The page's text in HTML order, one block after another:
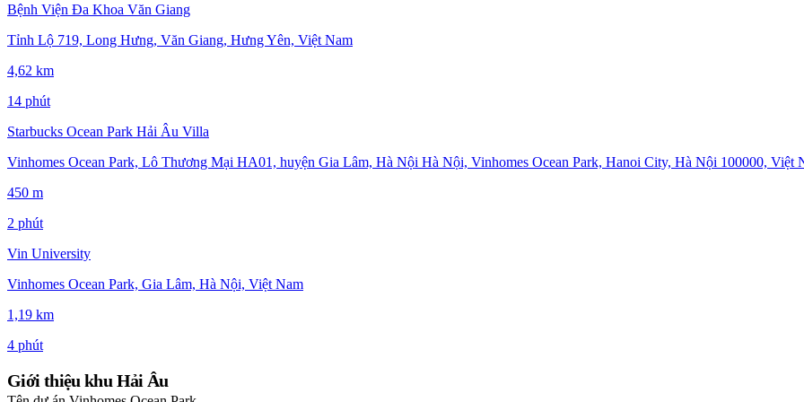
Bệnh Viện Đa Khoa Văn Giang
Tỉnh Lộ 719, Long Hưng, Văn Giang, Hưng Yên, Việt Nam
4,62 km
14 phút
Starbucks Ocean Park Hải Âu Villa
Vinhomes Ocean Park, Lô Thương Mại HA01, huyện Gia Lâm, Hà Nội Hà Nội, Vinhomes Ocean Park, Hanoi City, Hà Nội 100000, Việt
450 m
2 phút
Vin University
Vinhomes Ocean Park, Gia Lâm, Hà Nội, Việt Nam
1,19 km
4 phút
Giới thiệu khu Hải Âu